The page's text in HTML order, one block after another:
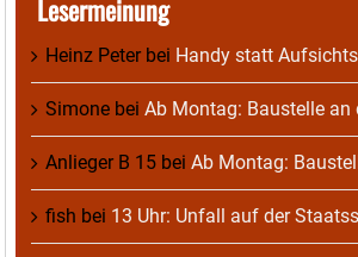
Lesermeinung
Heinz Peterbei Handy statt
Simone bei Ab Montag: Baustelle an
Anlieger B 15 bei Ab Montag:
fish bei 13 Uhr: Unfall auf der